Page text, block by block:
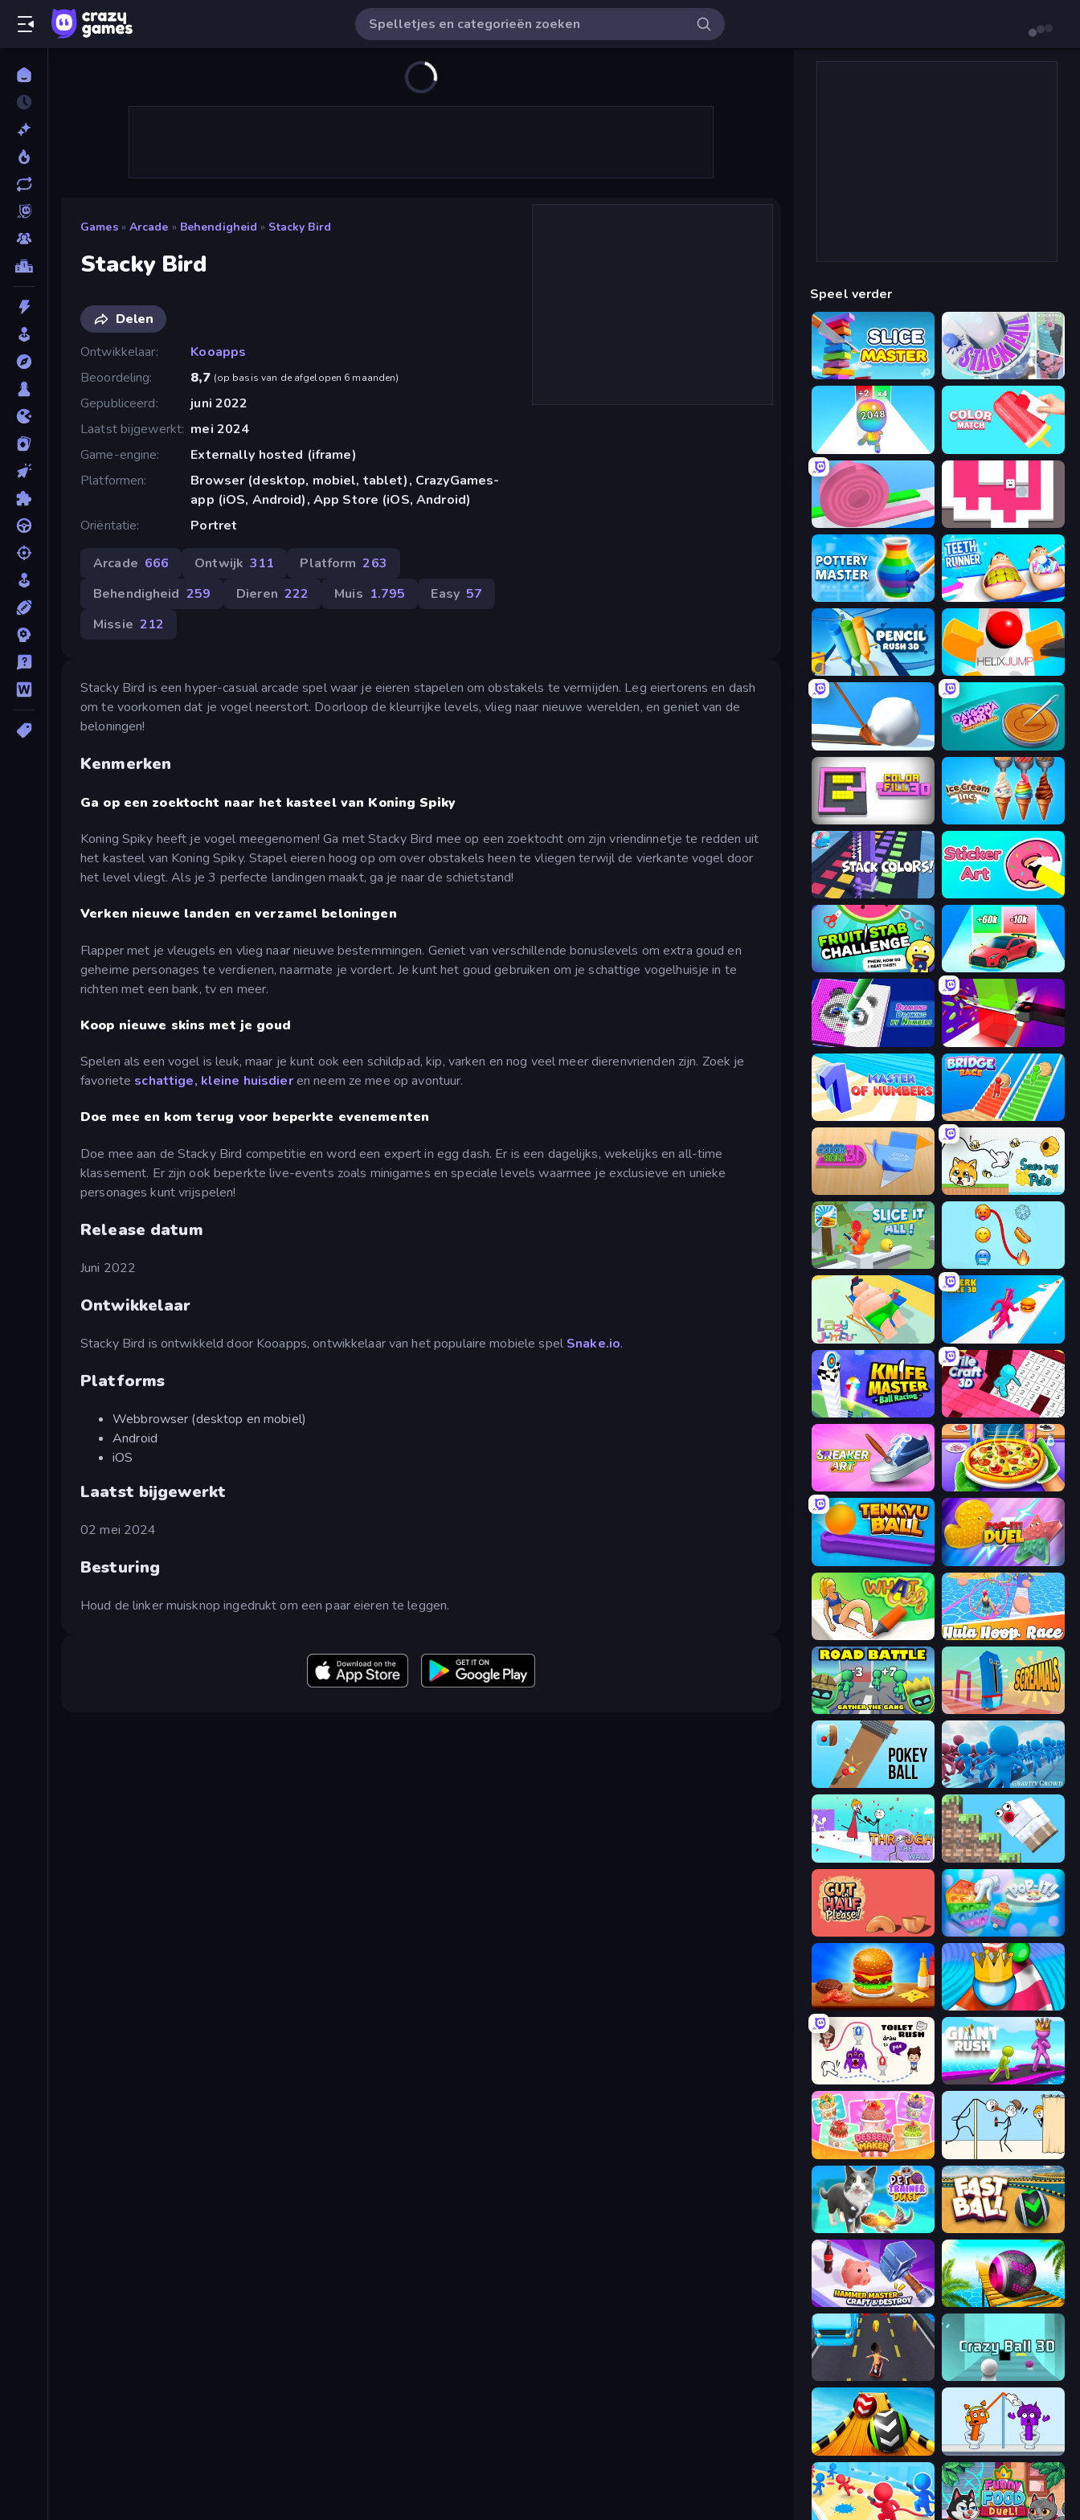
Games » Arcade » Behendigheid » Stacky Bird
Stacky Bird
Delen
Ontwikkelaar
Kooapps
Beoordeling
8,7 (op basis van de afgelopen 6 maanden)
Gepubliceerd
juni 2022
Laatst bijgewerkt mei 2024
Game-engine
Externally hosted (iframe)
Platformen
Browser (desktop, mobiel, tablet), CrazyGames-
app (iOS, Android), App Store (iOS, Android)
Oriëntatie
Portret
Arcade 666 Ontwijk 311 Platform 263
Behendigheid 259 Dieren 222 Muis 1.795 Easy 57
Missie 212
Stacky Bird is een hyper-casual arcade spel waar je eieren stapelen om obstakels te vermijden. Leg eiertorens en dash
om te voorkomen dat je vogel neerstort. Doorloop de kleurrijke levels, vlieg naar nieuwe werelden, en geniet van de
beloningen!
Kenmerken
Ga op een zoektocht naar het kasteel van Koning Spiky
Koning Spiky heeft je vogel meegenomen! Ga met Stacky Bird mee op een zoektocht om zijn vriendinnetje te redden uit
het kasteel van Koning Spiky. Stapel eieren hoog op om over obstakels heen te vliegen terwijl de vierkante vogel door
het level vliegt. Als je 3 perfecte landingen maakt, ga je naar de schietstand!
Verken nieuwe landen en verzamel beloningen
Flapper met je vleugels en vlieg naar nieuwe bestemmingen. Geniet van verschillende bonuslevels om extra goud en
geheime personages te verdienen, naarmate je vordert. Je kunt het goud gebruiken om je schattige vogelhuisje in te
richten met een bank, tv en meer.
Koop nieuwe skins met je goud
Spelen als een vogel is leuk, maar je kunt ook een schildpad, kip, varken en nog veel meer dierenvrienden zijn. Zoek je
favoriete schattige, kleine huisdieren neem ze mee op avontuur.
Doe mee en kom terug voor beperkte evenementen
Doe mee aan de Stacky Bird competitie en word een expert in egg dash. Er is een dagelijks, wekelijks en all-time
klassement. Er zijn ook beperkte live-events zoals minigames en speciale levels waarmee je exclusieve en unieke
personages kunt vrijspelen!
Release datum
Juni 2022
Ontwikkelaar
Stacky Bird is ontwikkeld door Kooapps, ontwikkelaar van het populaire mobiele spel Snake.io.
Platforms
Webbrowser (desktop en mobiel)
Android
iOS
Laatst bijgewerkt
02 mei 2024
Besturing
Houd de linker muisknop ingedrukt om een paar eieren te leggen.
Speel verder
Slice Master Stack Fall
Man Runner 2048
Layers Roll Just Slide (Remastered)
Pottery Master Teeth Runner
Pencil Rush Helix Jump
Shovel 3D Dalgona Candy Honeycomb Cookie
Color Fill 3D Ice Cream Inc.
Stack Colors
Fruit Stab Challenge
Jelly Restaurant
Master of Numbers Bridge Race
Save My Pets
Slice It All! Emoji Puzzle!
Lazy Jumper Twerk Race 3D
Knife Master: Ball Racing Tile Craft 3D
Sneaker Art Pizza Maker
Tenkyu Ball Pop It! Duel
What a Leg Hula Hoop Race
Road Battle: Gather the Gang Screamals
Pokey Ball Gravity Crowd
Through the Wall Crazy Sheep
Cut in Half, Please! Pop It 3D
Burger Cafe Aquapark Balls Party
Giant Rush!
Dessert Maker Gomu Goman
Pet Trainer Duel Fast Ball Jump
Hammer Master－Craft & Destroy! Rolling Balls Sea Race
Crazy Ball 3D
Sky Balls 3D Square Punki Long Hand